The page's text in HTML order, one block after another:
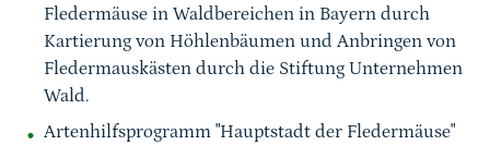
Fledermäuse in Waldbereichen in Bayern durch
Kartierung von Höhlenbäumen und Anbringen von
Fledermauskästen durch die Stiftung Unternehmen
Wald.
Artenhilfsprogramm "Hauptstadt der Fledermäuse"